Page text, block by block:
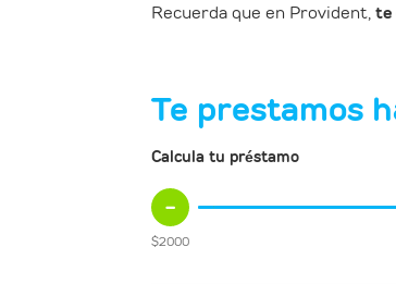
Recuerda que en Provident, te
Te prestamos
Calcula tu préstamo
-
$2000